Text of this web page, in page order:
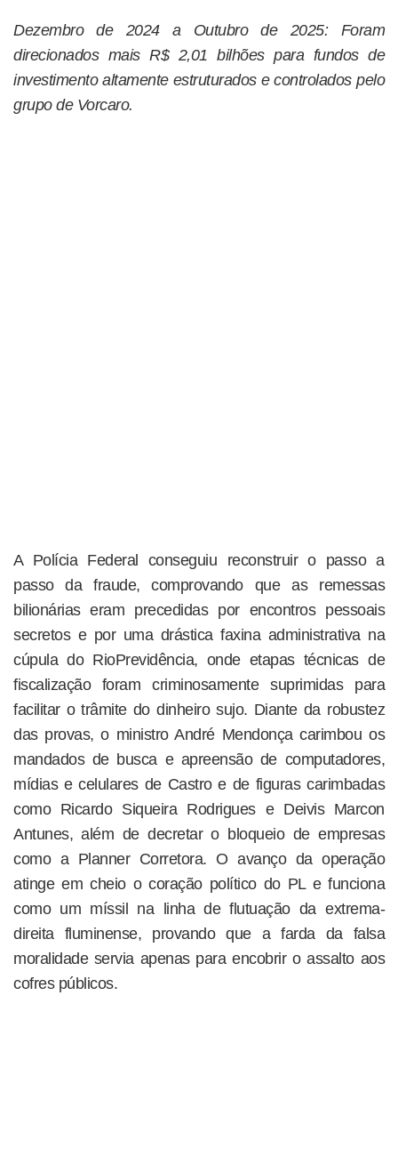
Dezembro de 2024 a Outubro de 2025: Foram
direcionados mais R$ 2,01 bilhões para fundos de
investimento altamente estruturados e controlados pelo
grupo de Vorcaro.
A Polícia Federal conseguiu reconstruir o passo a
passo da fraude, comprovando que as remessas
bilionárias eram precedidas por encontros pessoais
secretos e por uma drástica faxina administrativa na
cúpula do RioPrevidência, onde etapas técnicas de
fiscalização foram criminosamente suprimidas para
facilitar o trâmite do dinheiro sujo. Diante da robustez
das provas, o ministro André Mendonça carimbou os
mandados de busca e apreensão de computadores,
mídias e celulares de Castro e de figuras carimbadas
como Ricardo Siqueira Rodrigues e Deivis Marcon
Antunes, além de decretar o bloqueio de empresas
como a Planner Corretora. O avanço da operação
atinge em cheio o coração político do PL e funciona
como um míssil na linha de flutuação da extrema-
direita fluminense, provando que a farda da falsa
moralidade servia apenas para encobrir o assalto aos
cofres públicos.